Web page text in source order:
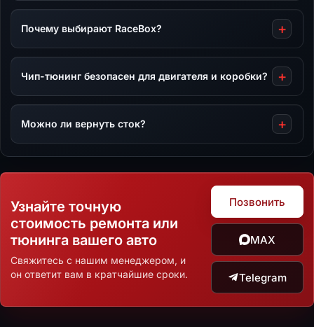
Почему выбирают RaceBox?
Чип-тюнинг безопасен для двигателя и коробки?
Можно ли вернуть сток?
Узнайте точную
стоимость ремонта или
тюнинга вашего авто
Свяжитесь с нашим менеджером, и
он ответит вам в кратчайшие сроки.
Позвонить
MAX
Telegram